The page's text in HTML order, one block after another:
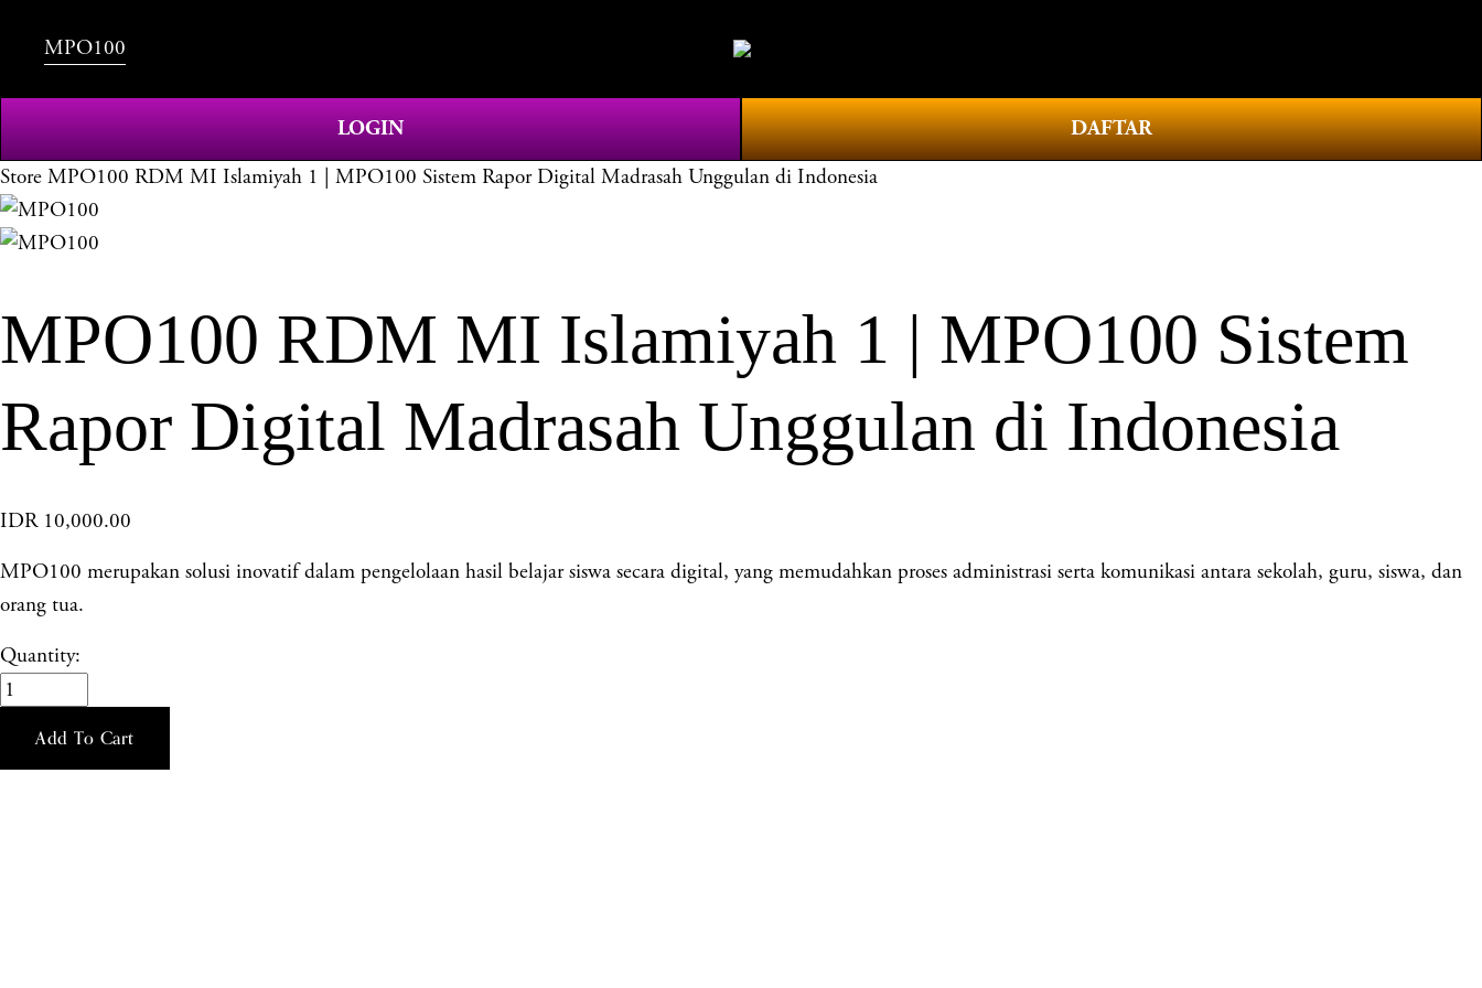
MPO100
LOGIN DAFTAR
Store MPO100 RDM MI Islamiyah 1 | MPO100 Sistem Rapor Digital Madrasah Unggulan di Indonesia
MPO100 RDM MI Islamiyah 1 | MPO100 Sistem
Rapor Digital Madrasah Unggulan di Indonesia
IDR 10,000.00
MPO100 merupakan solusi inovatif dalam pengelolaan hasil belajar siswa secara digital, yang memudahkan proses administrasi serta komunikasi antara sekolah, guru, siswa, dan
orang tua.
Quantity:
Add To Cart